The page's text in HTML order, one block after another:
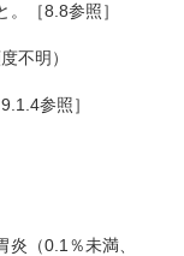
［8.8参照］
不明）
参照］
（0.1％未満、